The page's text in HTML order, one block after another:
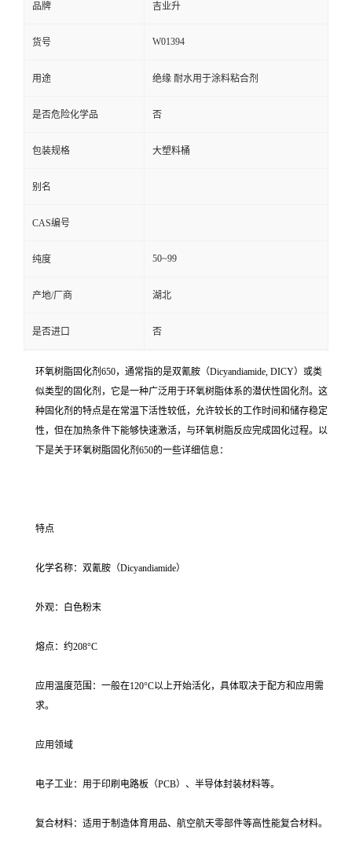
品牌 吉业升
货号 W01394
用途 绝缘 耐水用于涂料粘合剂
是否危险化学品 否
包装规格 大塑料桶
别名
CAS编号
纯度 50~99
产地/厂商 湖北
是否进口 否
环氧树脂固化剂650，通常指的是双氰胺（Dicyandiamide, DICY）或类
似类型的固化剂，它是一种广泛用于环氧树脂体系的潜伏性固化剂。这
种固化剂的特点是在常温下活性较低，允许较长的工作时间和储存稳定
性，但在加热条件下能够快速激活，与环氧树脂反应完成固化过程。以
下是关于环氧树脂固化剂650的一些详细信息：
特点
化学名称：双氰胺（Dicyandiamide）
外观：白色粉末
熔点：约208°C
应用温度范围：一般在120°C以上开始活化，具体取决于配方和应用需
求。
应用领域
电子工业：用于印刷电路板（PCB）、半导体封装材料等。
复合材料：适用于制造体育用品、航空航天零部件等高性能复合材料。